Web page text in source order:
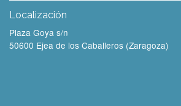
Localización
Plaza Goya s/n
50600 Ejea de los Caballeros (Zaragoza)